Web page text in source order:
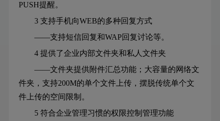
PUSH提醒。
3 支持手机向WEB的多种回复方式
——支持短信回复和WAP回复讨论等。
4 提供了企业内部文件夹和私人文件夹
——文件夹提供附件汇总功能；大容量的网络文
件夹，支持200M的单个文件上传，摆脱传统单个文
件上传的空间限制。
5 符合企业管理习惯的权限控制管理功能